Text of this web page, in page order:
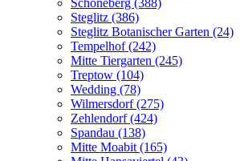
Schöneberg (388)
Steglitz (386)
Steglitz Botanischer Garten (24)
Tempelhof (242)
Mitte Tiergarten (245)
Treptow (104)
Wedding (78)
Wilmersdorf (275)
Zehlendorf (424)
Spandau (138)
Mitte Moabit (165)